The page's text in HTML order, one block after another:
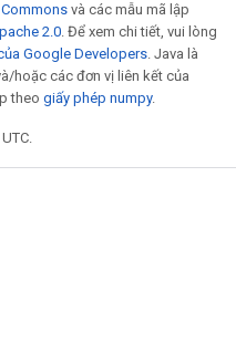
và các mẫu mã lập
2.0. Để xem chi tiết, vui lòng
Google Developers. Java là
hoặc các đơn vị liên kết của
theo giấy phép numpy.